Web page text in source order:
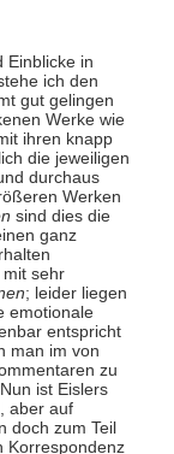
Einblicke in
ich den
gut gelingen
Werke wie
ihren knapp
die jeweiligen
durchaus
Werken
sind dies die
ganz
mit sehr
; leider liegen
emotionale
entspricht
man im von
zu
ist Eislers
aber auf
doch zum Teil
Korrespondenz